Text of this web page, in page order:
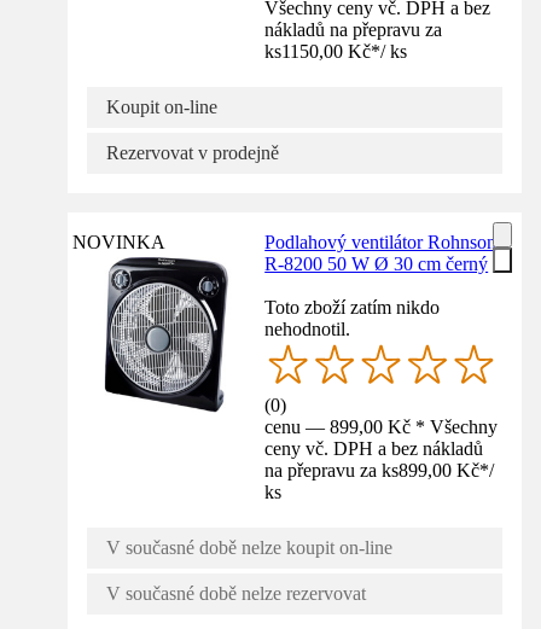
Všechny ceny vč. DPH a bez
nákladů na přepravu za
ks1150,00 Kč*/ ks
Koupit on-line
Rezervovat v prodejně
NOVINKA
Podlahový ventilátor Rohnson
R-8200 50 W Ø 30 cm černý
Toto zboží zatím nikdo
nehodnotil.
(0)
cenu — 899,00 Kč * Všechny
ceny vč. DPH a bez nákladů
na přepravu za ks899,00 Kč*/
ks
V současné době nelze koupit on-line
V současné době nelze rezervovat